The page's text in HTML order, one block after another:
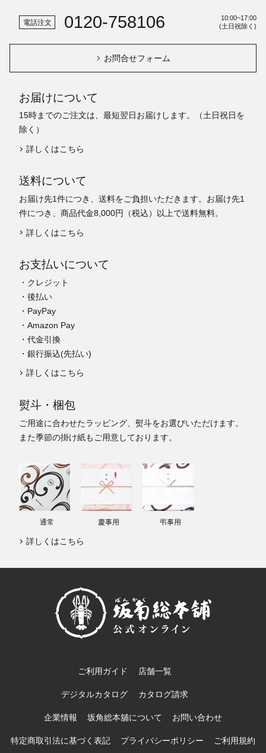
電話注文 0120-758106
10:00~17:00
(土日祝除く)
お問合せフォーム
お届けについて
15時までのご注文は、最短翌日お届けします。（土日祝日を
除く）
詳しくはこちら
送料について
お届け先1件につき、送料をご負担いただきます。お届け先1
件につき、商品代金8,000円（税込）以上で送料無料。
詳しくはこちら
お支払いについて
・クレジット
・後払い
・PayPay
・Amazon Pay
・代金引換
・銀行振込(先払い)
詳しくはこちら
熨斗・梱包
ご用途に合わせたラッピング、熨斗をお選びいただけます。
また季節の掛け紙もご用意しております。
通常 慶事用 弔事用
詳しくはこちら
ご利用ガイド 店舗一覧
デジタルカタログ カタログ請求
企業情報 坂角総本舖について お問い合わせ
特定商取引法に基づく表記 プライバシーポリシー ご利用規約